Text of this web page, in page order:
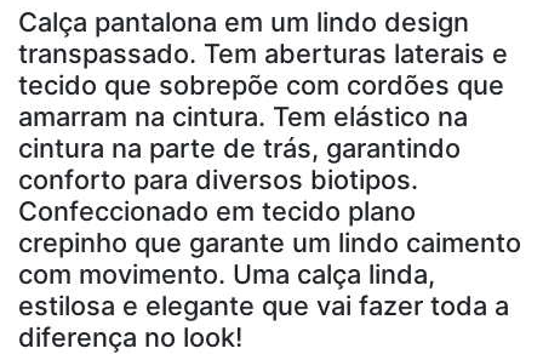
Calça pantalona em um lindo design
transpassado. Tem aberturas laterais e
tecido que sobrepõe com cordões que
amarram na cintura. Tem elástico na
cintura na parte de trás, garantindo
conforto para diversos biotipos.
Confeccionado em tecido plano
crepinho que garante um lindo caimento
com movimento. Uma calça linda,
estilosa e elegante que vai fazer toda a
diferença no look!